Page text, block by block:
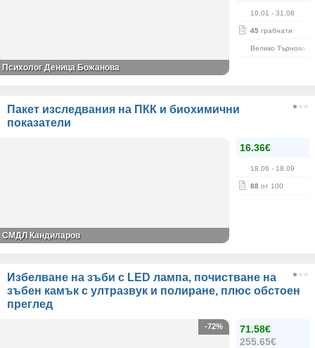
10.01 - 31.08
45 грабнати
Велико Търново
Психолог Деница Божанова
Пакет изследвания на ПКК и биохимични
показатели
16.36€
18.06 - 18.09
88 от 100
СМДЛ Кандиларов
Избелване на зъби с LED лампа, почистване на
зъбен камък с ултразвук и полиране, плюс обстоен
преглед
71.58€
255.65€
-72%